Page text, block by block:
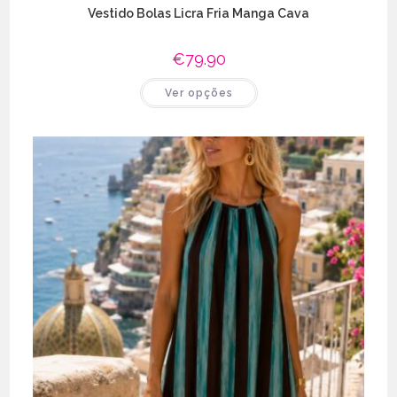
Vestido Bolas Licra Fria Manga Cava
€79.90
Ver opções
product
The
options
may
be
chosen
on
the
product
page